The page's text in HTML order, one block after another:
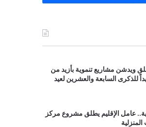
ويدشن مشاريع تنموية بأزيد من
للذكرى السابعة والعشرين لعيد
عامل الإقليم يطلق مشروع مركز